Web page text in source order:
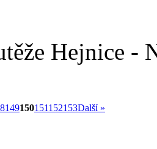
Hejnice -
149150151152153Další »